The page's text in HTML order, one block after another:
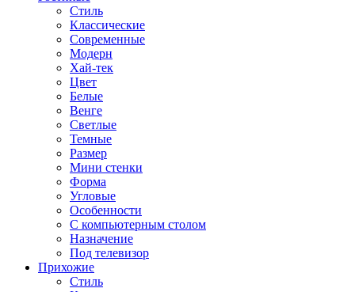
Стиль
Классические
Современные
Модерн
Хай-тек
Цвет
Белые
Венге
Светлые
Темные
Размер
Мини стенки
Форма
Угловые
Особенности
С компьютерным столом
Назначение
Под телевизор
Прихожие
Стиль